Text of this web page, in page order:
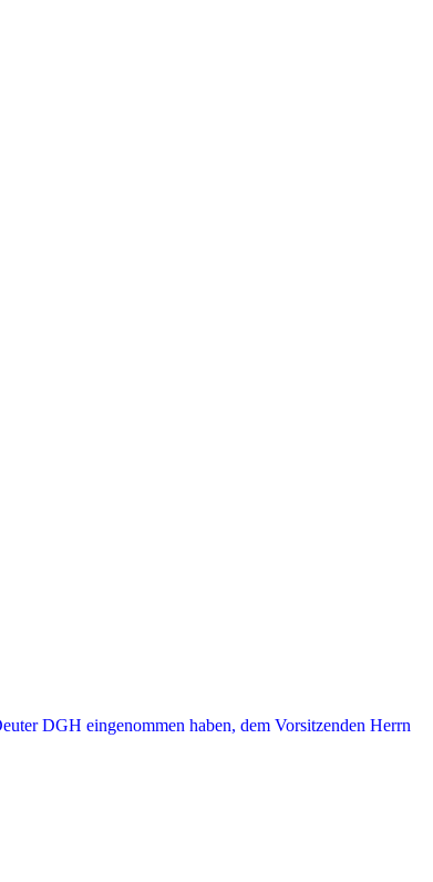
DGH eingenommen haben, dem Vorsitzenden Herrn